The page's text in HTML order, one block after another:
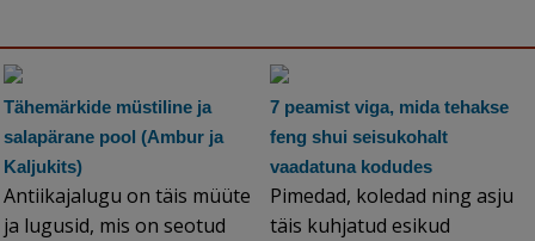
Tähemärkide müstiline ja
salapärane pool (Ambur ja
Kaljukits)
Antiikajalugu on täis müüte
ja lugusid, mis on seotud
7 peamist viga, mida tehakse
feng shui seisukohalt
vaadatuna kodudes
Pimedad, koledad ning asju
täis kuhjatud esikud